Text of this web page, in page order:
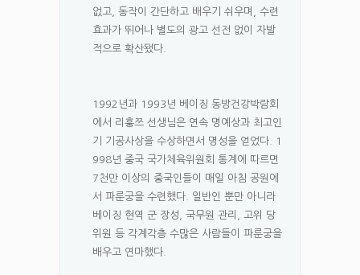
없고, 동작이 간단하고 배우기 쉬우며, 수련
효과가 뛰어나 별도의 광고 선전 없이 자발
적으로 확산됐다.
1992년과 1993년 베이징 동방건강박람회
에서 리훙쯔 선생님은 연속 명예상과 최고인
기 기공사상을 수상하면서 명성을 얻었다. 1
998년 중국 국가체육위원회 통계에 따르면
7천만 이상의 중국인들이 매일 아침 공원에
서 파룬궁을 수련했다. 일반인 뿐만 아니라
베이징 현역 군 장성, 국무원 관리, 고위 당
위원 등 각계각층 수많은 사람들이 파룬궁을
배우고 연마했다.